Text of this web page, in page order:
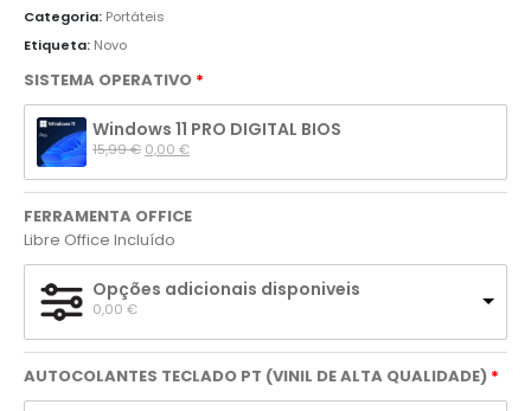
Categoria: Portáteis
Etiqueta: Novo
SISTEMA OPERATIVO
Windows 11 PRO DIGITAL BIOS
15,99 € 0,00 €
FERRAMENTA OFFICE
Libre Office Incluído
Opções adicionais disponiveis
0,00 €
AUTOCOLANTES TECLADO PT (VINIL DE ALTA QUALIDADE)